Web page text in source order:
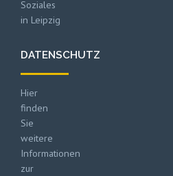
Soziales
in Leipzig
DATENSCHUTZ
Hier
finden
Sie
weitere
Informationen
zur